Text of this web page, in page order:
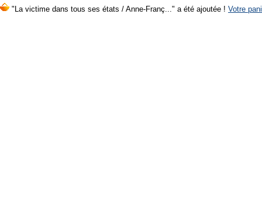
"La victime dans tous ses états / Anne-Franç..." a été ajoutée ! Votre